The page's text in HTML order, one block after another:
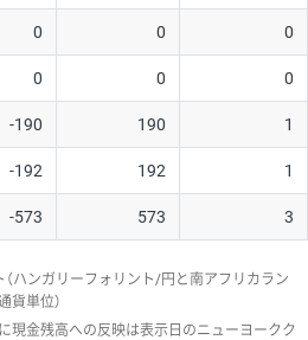
0 0 0
0 0 0
-190 190 1
-192 192 1
-573 573 3
ハンガリーフォリント/円と南アフリカラン
貨単位）
現金残高への反映は表示日のニューヨークク